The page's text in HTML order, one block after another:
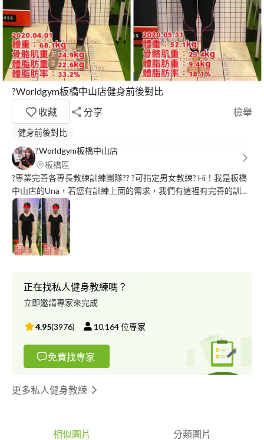
?Worldgym板橋中山店健身前後對比
收藏
分享 檢舉
健身前後對比
?Worldgym板橋中山店
板橋區
?專業完善各專長教練訓練團隊?? ?可指定男女教練? Hi！我是板橋
中山店的Una，若您有訓練上面的需求，我們有這裡有完善的訓練
器材及各項專長的教練，能夠提升您的運動需求及運動品質！
正在找私人健身教練嗎？
立即邀請專家來完成
4.95(3976) 10,164位專家
免費找專家
更多私人健身教練
相似圖片 分類圖片